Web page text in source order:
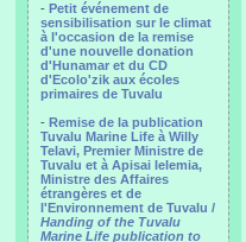
- Petit événement de
sensibilisation sur le climat
à l'occasion de la remise
d'une nouvelle donation
d'Hunamar et du CD
d'Ecolo'zik aux écoles
primaires de Tuvalu
- Remise de la publication
Tuvalu Marine Life à Willy
Telavi, Premier Ministre de
Tuvalu et à Apisai Ielemia,
Ministre des Affaires
étrangères et de
l'Environnement de Tuvalu /
Handing of the Tuvalu
Marine Life publication to